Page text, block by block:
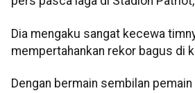
Dia mengaku sangat kecewa
mempertahankan rekor bagus di
Dengan bermain sembilan